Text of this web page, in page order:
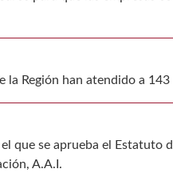
la Región han atendido a
que se aprueba el Estatuto
A.A.I.